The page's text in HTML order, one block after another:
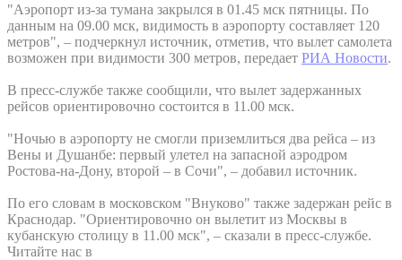
"Аэропорт из-за тумана закрылся в 01.45 мск пятницы. По
данным на 09.00 мск, видимость в аэропорту составляет 120
метров", – подчеркнул источник, отметив, что вылет самолета
возможен при видимости 300 метров, передает РИА Новости.
В пресс-службе также сообщили, что вылет задержанных
рейсов ориентировочно состоится в 11.00 мск.
"Ночью в аэропорту не смогли приземлиться два рейса – из
Вены и Душанбе: первый улетел на запасной аэродром
Ростова-на-Дону, второй – в Сочи", – добавил источник.
По его словам в московском "Внуково" также задержан рейс в
Краснодар. "Ориентировочно он вылетит из Москвы в
кубанскую столицу в 11.00 мск", – сказали в пресс-службе.
Читайте нас в